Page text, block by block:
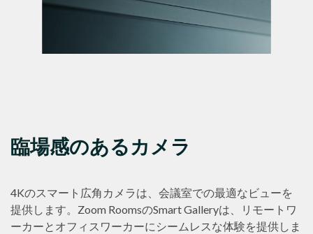
臨場感のあるカメラ
4Kのスマート広角カメラは、会議室での最適なビューを
提供します。Zoom RoomsのSmart Galleryは、リモートワ
ーカーとオフィスワーカーにシームレスな体験を提供しま